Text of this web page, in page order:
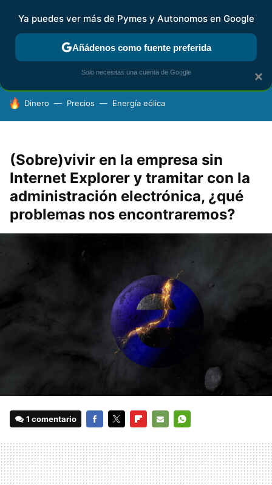
FISCALIDAD Y CONTABILIDAD KIT DIGITAL RENTA
HOY SE HABLA DE
Dinero Precios Energía eólica
(Sobre)vivir en la empresa sin
Internet Explorer y tramitar con la
administración electrónica, ¿qué
problemas nos encontraremos?
1 comentario
MAIL
×
Ya puedes ver más de Pymes y Autonomos en Google
Añádenos como fuente preferida
Solo necesitas una cuenta de Google